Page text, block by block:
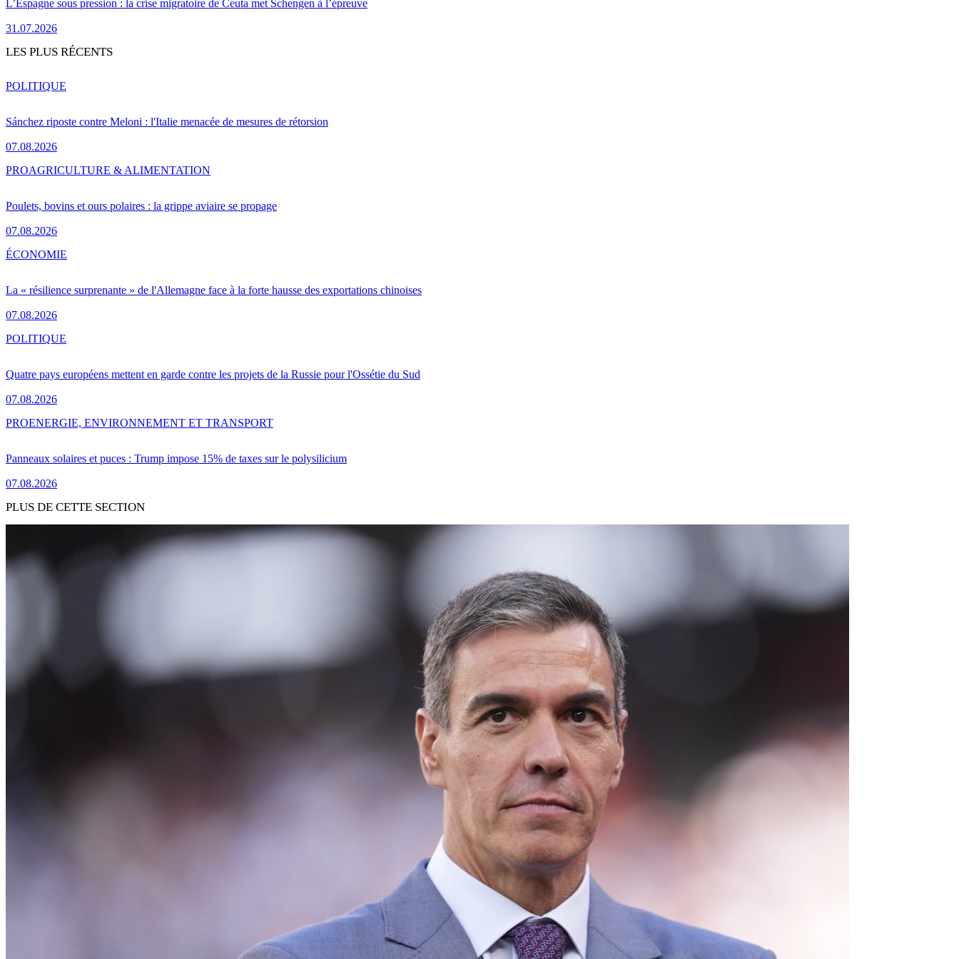
L’Espagne sous pression : la crise migratoire de Ceuta met Schengen à l’épreuve
31.07.2026
LES PLUS RÉCENTS
Sánchez riposte contre Meloni : l'Italie menacée de mesures de rétorsion
07.08.2026
POLITIQUE
Poulets, bovins et ours polaires : la grippe aviaire se propage
07.08.2026
PROAGRICULTURE & ALIMENTATION
La « résilience surprenante » de l'Allemagne face à la forte hausse des exportations chinoises
07.08.2026
ÉCONOMIE
Quatre pays européens mettent en garde contre les projets de la Russie pour l'Ossétie du Sud
07.08.2026
POLITIQUE
Panneaux solaires et puces : Trump impose 15% de taxes sur le polysilicium
07.08.2026
PROENERGIE, ENVIRONNEMENT ET TRANSPORT
PLUS DE CETTE SECTION